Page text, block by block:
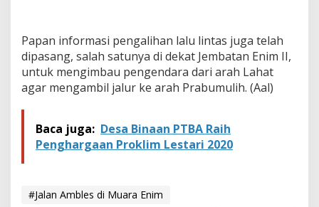
a
a
a
n
s
a
r
a
Papan informasi pengalihan lalu lintas juga telah
dipasang, salah satunya di dekat Jembatan Enim II,
untuk mengimbau pengendara dari arah Lahat
agar mengambil jalur ke arah Prabumulih. (Aal)
Baca juga: Desa Binaan PTBA Raih
Penghargaan Proklim Lestari 2020
#Jalan Ambles di Muara Enim